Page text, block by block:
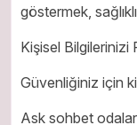
göstermek,
Kişisel Bilgilerinizi
Güvenliğiniz için
Ask sohbet